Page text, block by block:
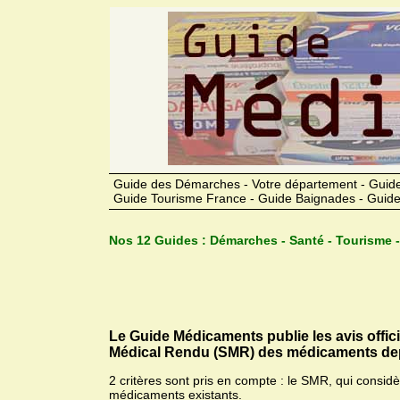
Guide des Démarches - Votre département -
Guide Tourisme France - Guide Baignades -
Nos 12 Guides : Démarches - Santé -
Le Guide Médicaments publie les avis
Médical Rendu (SMR) des médicaments
2 critères sont pris en compte : le SMR, qui
médicaments existants.